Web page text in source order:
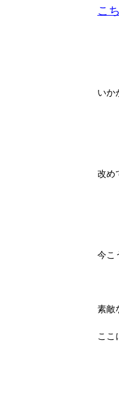
こ
いか
改め
今こ
素敵
ここ